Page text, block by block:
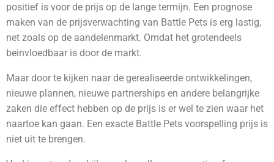
positief is voor de prijs op de lange termijn. Een prognose
maken van de prijsverwachting van Battle Pets is erg lastig,
net zoals op de aandelenmarkt. Omdat het grotendeels
beinvloedbaar is door de markt.
Maar door te kijken naar de gerealiseerde ontwikkelingen,
nieuwe plannen, nieuwe partnerships en andere belangrijke
zaken die effect hebben op de prijs is er wel te zien waar het
naartoe kan gaan. Een exacte Battle Pets voorspelling prijs is
niet uit te brengen.